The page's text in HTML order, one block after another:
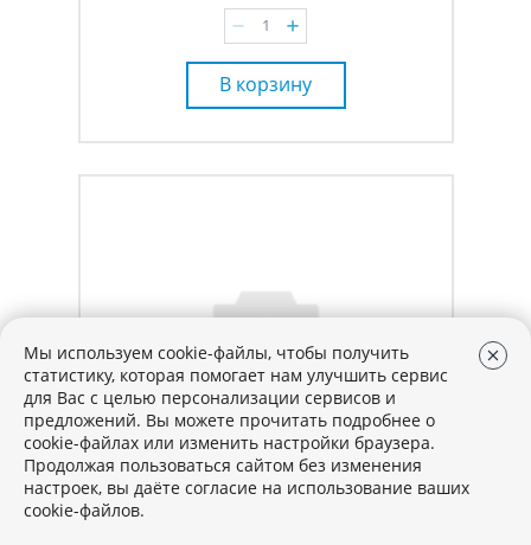
В корзину
Артикул: 448156 В наличии
Мы используем cookie-файлы, чтобы получить
статистику, которая помогает нам улучшить сервис
для Вас с целью персонализации сервисов и
предложений. Вы можете прочитать подробнее о
cookie-файлах или изменить настройки браузера.
Продолжая пользоваться сайтом без изменения
настроек, вы даёте согласие на использование ваших
cookie-файлов.